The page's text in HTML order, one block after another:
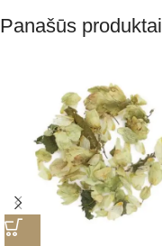
Panašūs produktai